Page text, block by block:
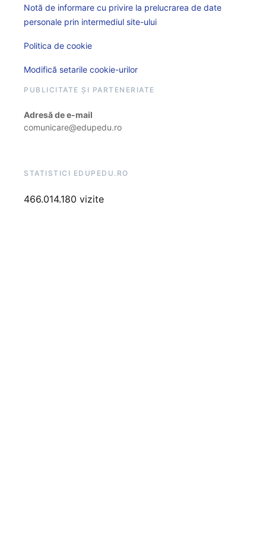
Notă de informare cu privire la prelucrarea de date
personale prin intermediul site-ului
Politica de cookie
Modifică setarile cookie-urilor
PUBLICITATE ȘI PARTENERIATE
Adresă de e-mail
comunicare@edupedu.ro
STATISTICI EDUPEDU.RO
466.014.180 vizite